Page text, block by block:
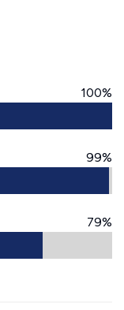
100%
99%
79%